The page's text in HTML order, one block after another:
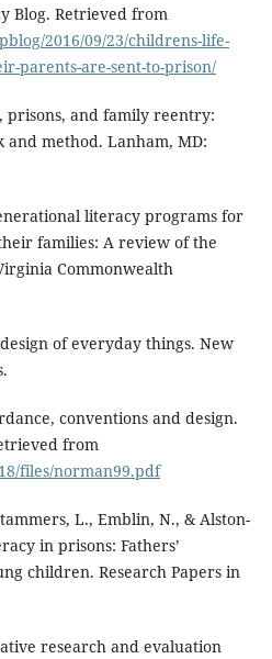
Blog. Retrieved from
2016/09/23/childrens-life-
parents-are-sent-to-prison/
prisons, and family reentry:
and method. Lanham, MD:
literacy programs for
families: A review of the
Commonwealth
of everyday things. New
conventions and design.
from
files/norman99.pdf
L., Emblin, N., & Alston-
in prisons: Fathers’
children. Research Papers in
research and evaluation